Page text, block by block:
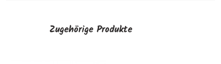
Zugehörige Produkte